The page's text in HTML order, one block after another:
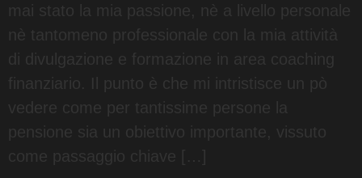
mai stato la mia passione, nè a livello personale
nè tantomeno professionale con la mia attività
di divulgazione e formazione in area coaching
finanziario. Il punto è che mi intristisce un pò
vedere come per tantissime persone la
pensione sia un obiettivo importante, vissuto
come passaggio chiave […]